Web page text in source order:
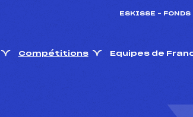
ESKISSE – FONDS
Compétitions Equipes de